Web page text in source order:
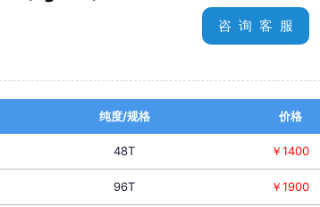
咨 询 客 服
纯度/规格 价格
48T ￥1400
96T ￥1900